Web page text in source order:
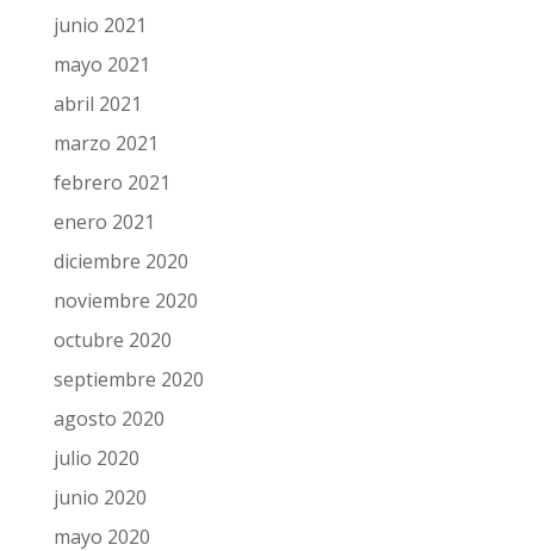
junio 2021
mayo 2021
abril 2021
marzo 2021
febrero 2021
enero 2021
diciembre 2020
noviembre 2020
octubre 2020
septiembre 2020
agosto 2020
julio 2020
junio 2020
mayo 2020